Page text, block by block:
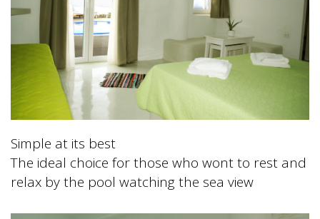
Simple at its best
The ideal choice for those who wont to rest and
relax by the pool watching the sea view